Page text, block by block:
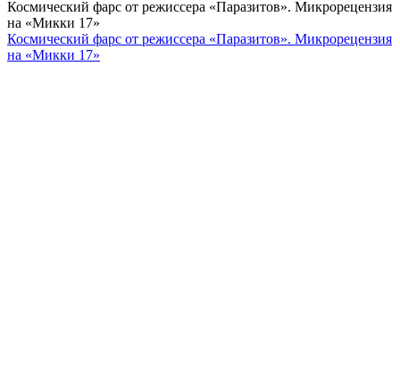
Космический фарс от режиссера «Паразитов». Микрорецензия
на «Микки 17»
Космический фарс от режиссера «Паразитов». Микрорецензия
на «Микки 17»